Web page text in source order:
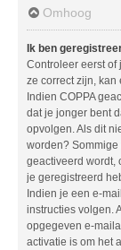
Omhoog
Ik ben
Controleer eerst of
ze correct zijn, kan
Indien COPPA
dat je jonger bent
opvolgen. Als dit
worden?
geactiveerd wordt,
je geregistreerd
Indien je een e-
instructies volgen.
opgegeven e-
activatie is om het